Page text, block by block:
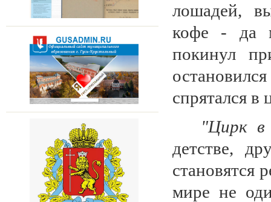
лошадей,
кофе - да
покинул
спрятался
"Цирк в
детстве,
становятся
мире не